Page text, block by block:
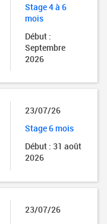
Stage 4 à 6
mois
Début :
Septembre
2026
23/07/26
Stage 6 mois
Début : 31 août
2026
23/07/26